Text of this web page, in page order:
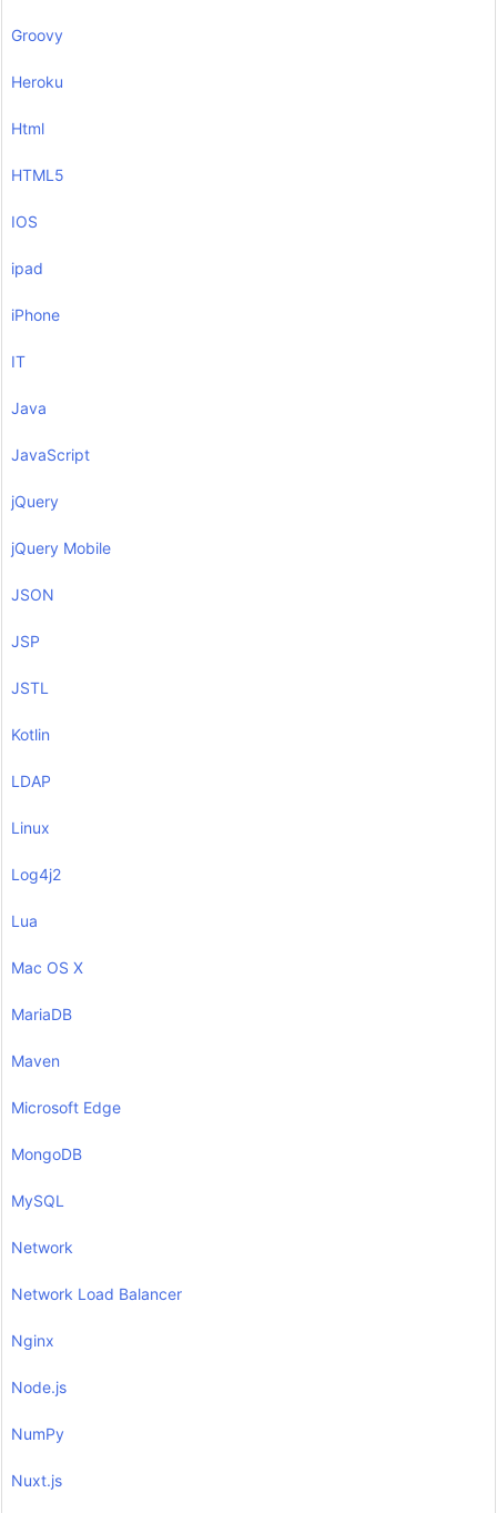
Groovy
Heroku
Html
HTML5
IOS
ipad
iPhone
IT
Java
JavaScript
jQuery
jQuery Mobile
JSON
JSP
JSTL
Kotlin
LDAP
Linux
Log4j2
Lua
Mac OS X
MariaDB
Maven
Microsoft Edge
MongoDB
MySQL
Network
Network Load Balancer
Nginx
Node.js
NumPy
Nuxt.js